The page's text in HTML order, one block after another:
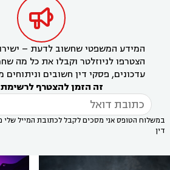

המידע המשפטי שחשוב לדעת –
הצטרפו לניוזלטר וקבלו את כל מה
עדכונים, פסקי דין חשובים וניתוחים
זה הזמן להצטרף
במשלוח הטופס אני מסכים לקבל לכתובת המייל שלי
דין